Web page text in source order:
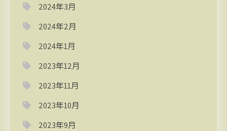
2024年3月
2024年2月
2024年1月
2023年12月
2023年11月
2023年10月
2023年9月